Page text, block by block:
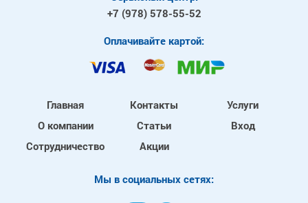
+7 (978) 578-55-52
Оплачивайте картой:
Главная
О компании
Сотрудничество
Контакты
Статьи
Акции
Услуги
Вход
Mы в социальных сетях: